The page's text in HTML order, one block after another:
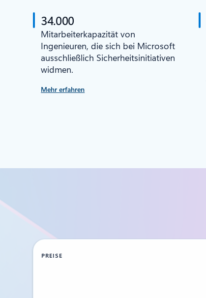
34.000
Mitarbeiterkapazität von
Ingenieuren, die sich bei Microsoft
ausschließlich Sicherheitsinitiativen
widmen.
Mehr erfahren
PREISE